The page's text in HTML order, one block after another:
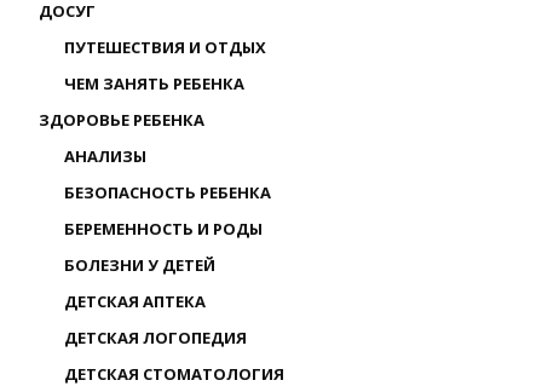
ДОСУГ
ПУТЕШЕСТВИЯ И ОТДЫХ
ЧЕМ ЗАНЯТЬ РЕБЕНКА
ЗДОРОВЬЕ РЕБЕНКА
АНАЛИЗЫ
БЕЗОПАСНОСТЬ РЕБЕНКА
БЕРЕМЕННОСТЬ И РОДЫ
БОЛЕЗНИ У ДЕТЕЙ
ДЕТСКАЯ АПТЕКА
ДЕТСКАЯ ЛОГОПЕДИЯ
ДЕТСКАЯ СТОМАТОЛОГИЯ